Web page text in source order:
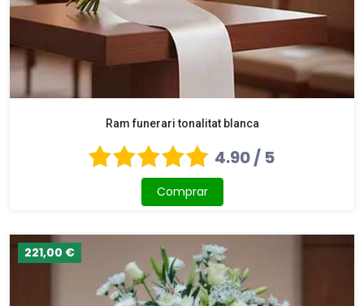
Ram funerari tonalitat blanca
4.90 / 5
Comprar
221,00 €